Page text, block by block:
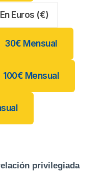
Euros (€)
30€ Mensual
100€ Mensual
privilegiada